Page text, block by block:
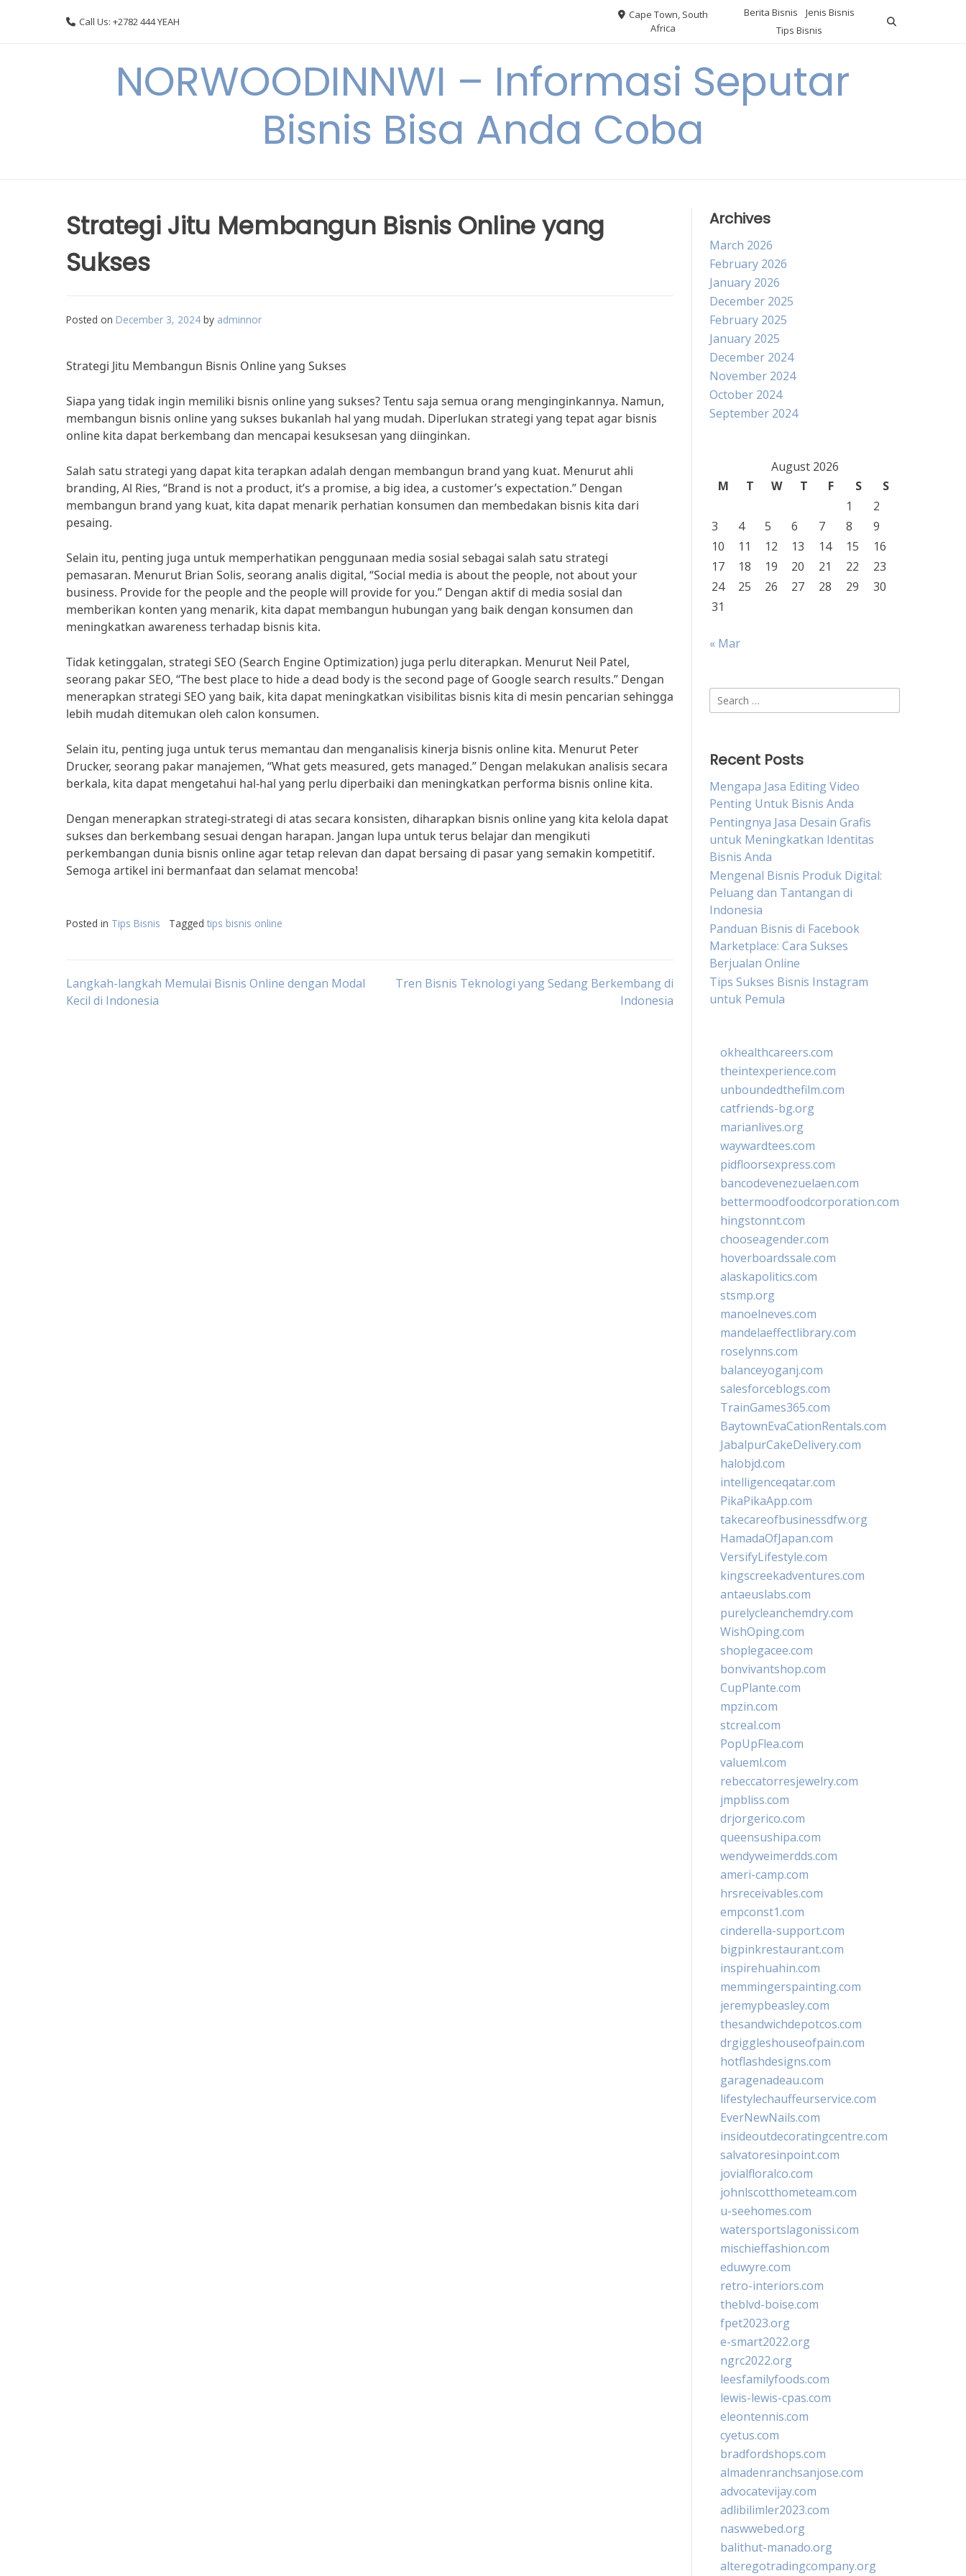
Call Us: +2782 444 YEAH
Cape Town, South
Africa
Berita Bisnis
Jenis Bisnis
Tips Bisnis
NORWOODINNWI – Informasi Seputar
Bisnis Bisa Anda Coba
Strategi Jitu Membangun Bisnis Online yang
Sukses
Posted on December 3, 2024 by adminnor
Strategi Jitu Membangun Bisnis Online yang Sukses
Siapa yang tidak ingin memiliki bisnis online yang sukses? Tentu saja semua orang menginginkannya. Namun,
membangun bisnis online yang sukses bukanlah hal yang mudah. Diperlukan strategi yang tepat agar bisnis
online kita dapat berkembang dan mencapai kesuksesan yang diinginkan.
Salah satu strategi yang dapat kita terapkan adalah dengan membangun brand yang kuat. Menurut ahli
branding, Al Ries, “Brand is not a product, it’s a promise, a big idea, a customer’s expectation.” Dengan
membangun brand yang kuat, kita dapat menarik perhatian konsumen dan membedakan bisnis kita dari
pesaing.
Selain itu, penting juga untuk memperhatikan penggunaan media sosial sebagai salah satu strategi
pemasaran. Menurut Brian Solis, seorang analis digital, “Social media is about the people, not about your
business. Provide for the people and the people will provide for you.” Dengan aktif di media sosial dan
memberikan konten yang menarik, kita dapat membangun hubungan yang baik dengan konsumen dan
meningkatkan awareness terhadap bisnis kita.
Tidak ketinggalan, strategi SEO (Search Engine Optimization) juga perlu diterapkan. Menurut Neil Patel,
seorang pakar SEO, “The best place to hide a dead body is the second page of Google search results.” Dengan
menerapkan strategi SEO yang baik, kita dapat meningkatkan visibilitas bisnis kita di mesin pencarian sehingga
lebih mudah ditemukan oleh calon konsumen.
Selain itu, penting juga untuk terus memantau dan menganalisis kinerja bisnis online kita. Menurut Peter
Drucker, seorang pakar manajemen, “What gets measured, gets managed.” Dengan melakukan analisis secara
berkala, kita dapat mengetahui hal-hal yang perlu diperbaiki dan meningkatkan performa bisnis online kita.
Dengan menerapkan strategi-strategi di atas secara konsisten, diharapkan bisnis online yang kita kelola dapat
sukses dan berkembang sesuai dengan harapan. Jangan lupa untuk terus belajar dan mengikuti
perkembangan dunia bisnis online agar tetap relevan dan dapat bersaing di pasar yang semakin kompetitif.
Semoga artikel ini bermanfaat dan selamat mencoba!
Posted in Tips Bisnis Tagged tips bisnis online
Post
Langkah-langkah Memulai Bisnis Online dengan Modal
Kecil di Indonesia
Tren Bisnis Teknologi yang Sedang Berkembang di
Indonesia
Archives
March 2026
February 2026
January 2026
December 2025
February 2025
January 2025
December 2024
November 2024
October 2024
September 2024
August 2026
M
T W T F S
S
1
2
3
4 5 6 7 8
9
10
11 12 13 14 15
16
17
18 19 20 21 22
23
24
25 26 27 28 29
30
31
« Mar
Search
for:
Recent Posts
Mengapa Jasa Editing Video
Penting Untuk Bisnis Anda
Pentingnya Jasa Desain Grafis
untuk Meningkatkan Identitas
Bisnis Anda
Mengenal Bisnis Produk Digital:
Peluang dan Tantangan di
Indonesia
Panduan Bisnis di Facebook
Marketplace: Cara Sukses
Berjualan Online
Tips Sukses Bisnis Instagram
untuk Pemula
okhealthcareers.com
theintexperience.com
unboundedthefilm.com
catfriends-bg.org
marianlives.org
waywardtees.com
pidfloorsexpress.com
bancodevenezuelaen.com
bettermoodfoodcorporation.com
hingstonnt.com
chooseagender.com
hoverboardssale.com
alaskapolitics.com
stsmp.org
manoelneves.com
mandelaeffectlibrary.com
roselynns.com
balanceyoganj.com
salesforceblogs.com
TrainGames365.com
BaytownEvaCationRentals.com
JabalpurCakeDelivery.com
halobjd.com
intelligenceqatar.com
PikaPikaApp.com
takecareofbusinessdfw.org
HamadaOfJapan.com
VersifyLifestyle.com
kingscreekadventures.com
antaeuslabs.com
purelycleanchemdry.com
WishOping.com
shoplegacee.com
bonvivantshop.com
CupPlante.com
mpzin.com
stcreal.com
PopUpFlea.com
valueml.com
rebeccatorresjewelry.com
jmpbliss.com
drjorgerico.com
queensushipa.com
wendyweimerdds.com
ameri-camp.com
hrsreceivables.com
empconst1.com
cinderella-support.com
bigpinkrestaurant.com
inspirehuahin.com
memmingerspainting.com
jeremypbeasley.com
thesandwichdepotcos.com
drgiggleshouseofpain.com
hotflashdesigns.com
garagenadeau.com
lifestylechauffeurservice.com
EverNewNails.com
insideoutdecoratingcentre.com
salvatoresinpoint.com
jovialfloralco.com
johnlscotthometeam.com
u-seehomes.com
watersportslagonissi.com
mischieffashion.com
eduwyre.com
retro-interiors.com
theblvd-boise.com
fpet2023.org
e-smart2022.org
ngrc2022.org
leesfamilyfoods.com
lewis-lewis-cpas.com
eleontennis.com
cyetus.com
bradfordshops.com
almadenranchsanjose.com
advocatevijay.com
adlibilimler2023.com
naswwebed.org
balithut-manado.org
alteregotradingcompany.org